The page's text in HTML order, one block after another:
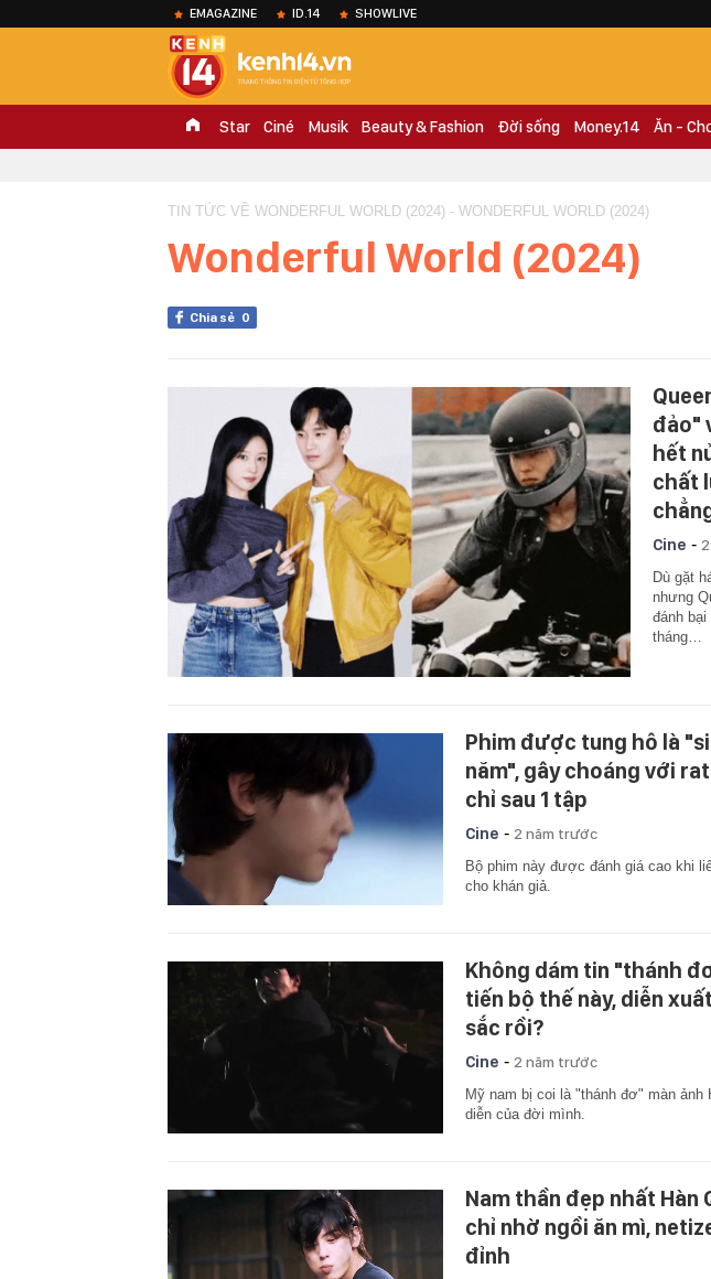
EMAGAZINE ID.14 SHOWLIVE
Star Ciné Musik Beauty & Fashion Đời sống Money.14 Ăn -
TIN TỨC VỀ WONDERFUL WORLD (2024) - WONDERFUL WORLD (2024)
Wonderful World (2024)
Chia sẻ 0
đảo"
hết
chất
Cine -
Dù gặt
nhưng
đánh
tháng…
Phim được tung hô là
năm", gây choáng với
chỉ sau 1 tập
Cine - 2 năm trước
Bộ phim này được đánh giá cao khi
cho khán giả.
Không dám tin "thánh
tiến bộ thế này, diễn
sắc rồi?
Cine - 2 năm trước
Mỹ nam bị coi là "thánh đơ" màn
diễn của đời mình.
Nam thần đẹp nhất Hàn
chỉ nhờ ngồi ăn mì,
đỉnh